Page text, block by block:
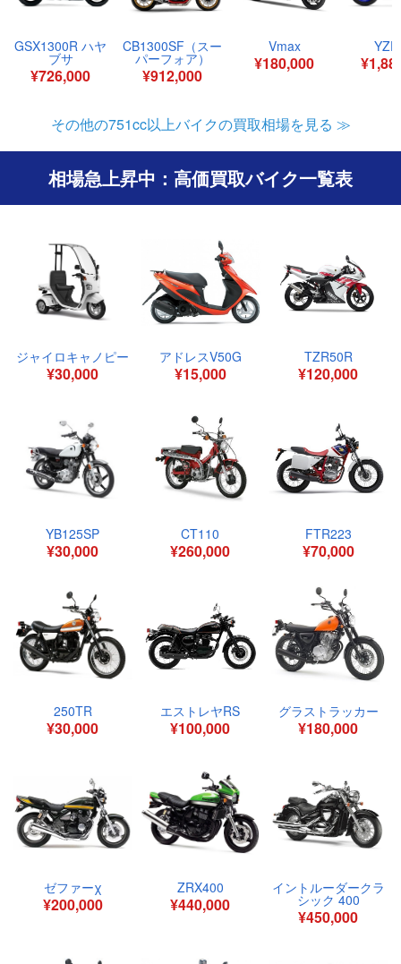
GSX1300R ハヤ
ブサ
¥726,000
CB1300SF（スー
パーフォア）
¥912,000
Vmax
¥180,000
その他の751cc以上バイクの買取相場を見る ≫
相場急上昇中：高価買取バイク一覧表
ジャイロキャノピー
¥30,000
アドレスV50G
¥15,000
TZR50R
¥120,000
YB125SP
¥30,000
CT110
¥260,000
FTR223
¥70,000
250TR
¥30,000
エストレヤRS
¥100,000
グラストラッカー
¥180,000
ゼファーχ
¥200,000
ZRX400
¥440,000
イントルーダークラ
シック 400
¥450,000